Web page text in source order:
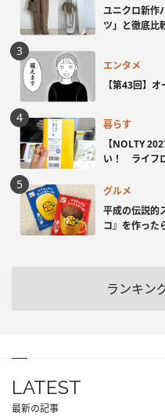
ユニクロ新作
ツ」と徹底比
エンタメ
【第43回】
暮らす
【NOLTY
い！ ライフ
グルメ
平成の伝説的
コ』を作った
ランキン
LATEST
最新の記事